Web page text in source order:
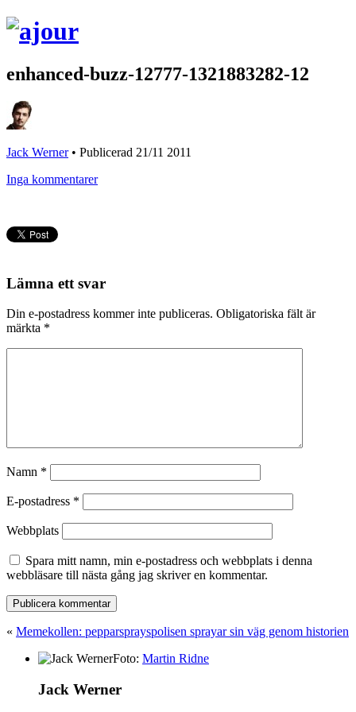
enhanced-buzz-12777-1321883282-12
Jack Werner• Publicerad 21/11 2011
Inga kommentarer
Lämna ett svar
Din e-postadress kommer inte publiceras. Obligatoriska fält är
märkta *
Namn *
E-postadress *
Webbplats
Spara mitt namn, min e-postadress och webbplats i denna
webbläsare till nästa gång jag skriver en kommentar.
« Memekollen: pepparsprayspolisen sprayar sin väg genom historien
Foto: Martin Ridne
Jack Werner